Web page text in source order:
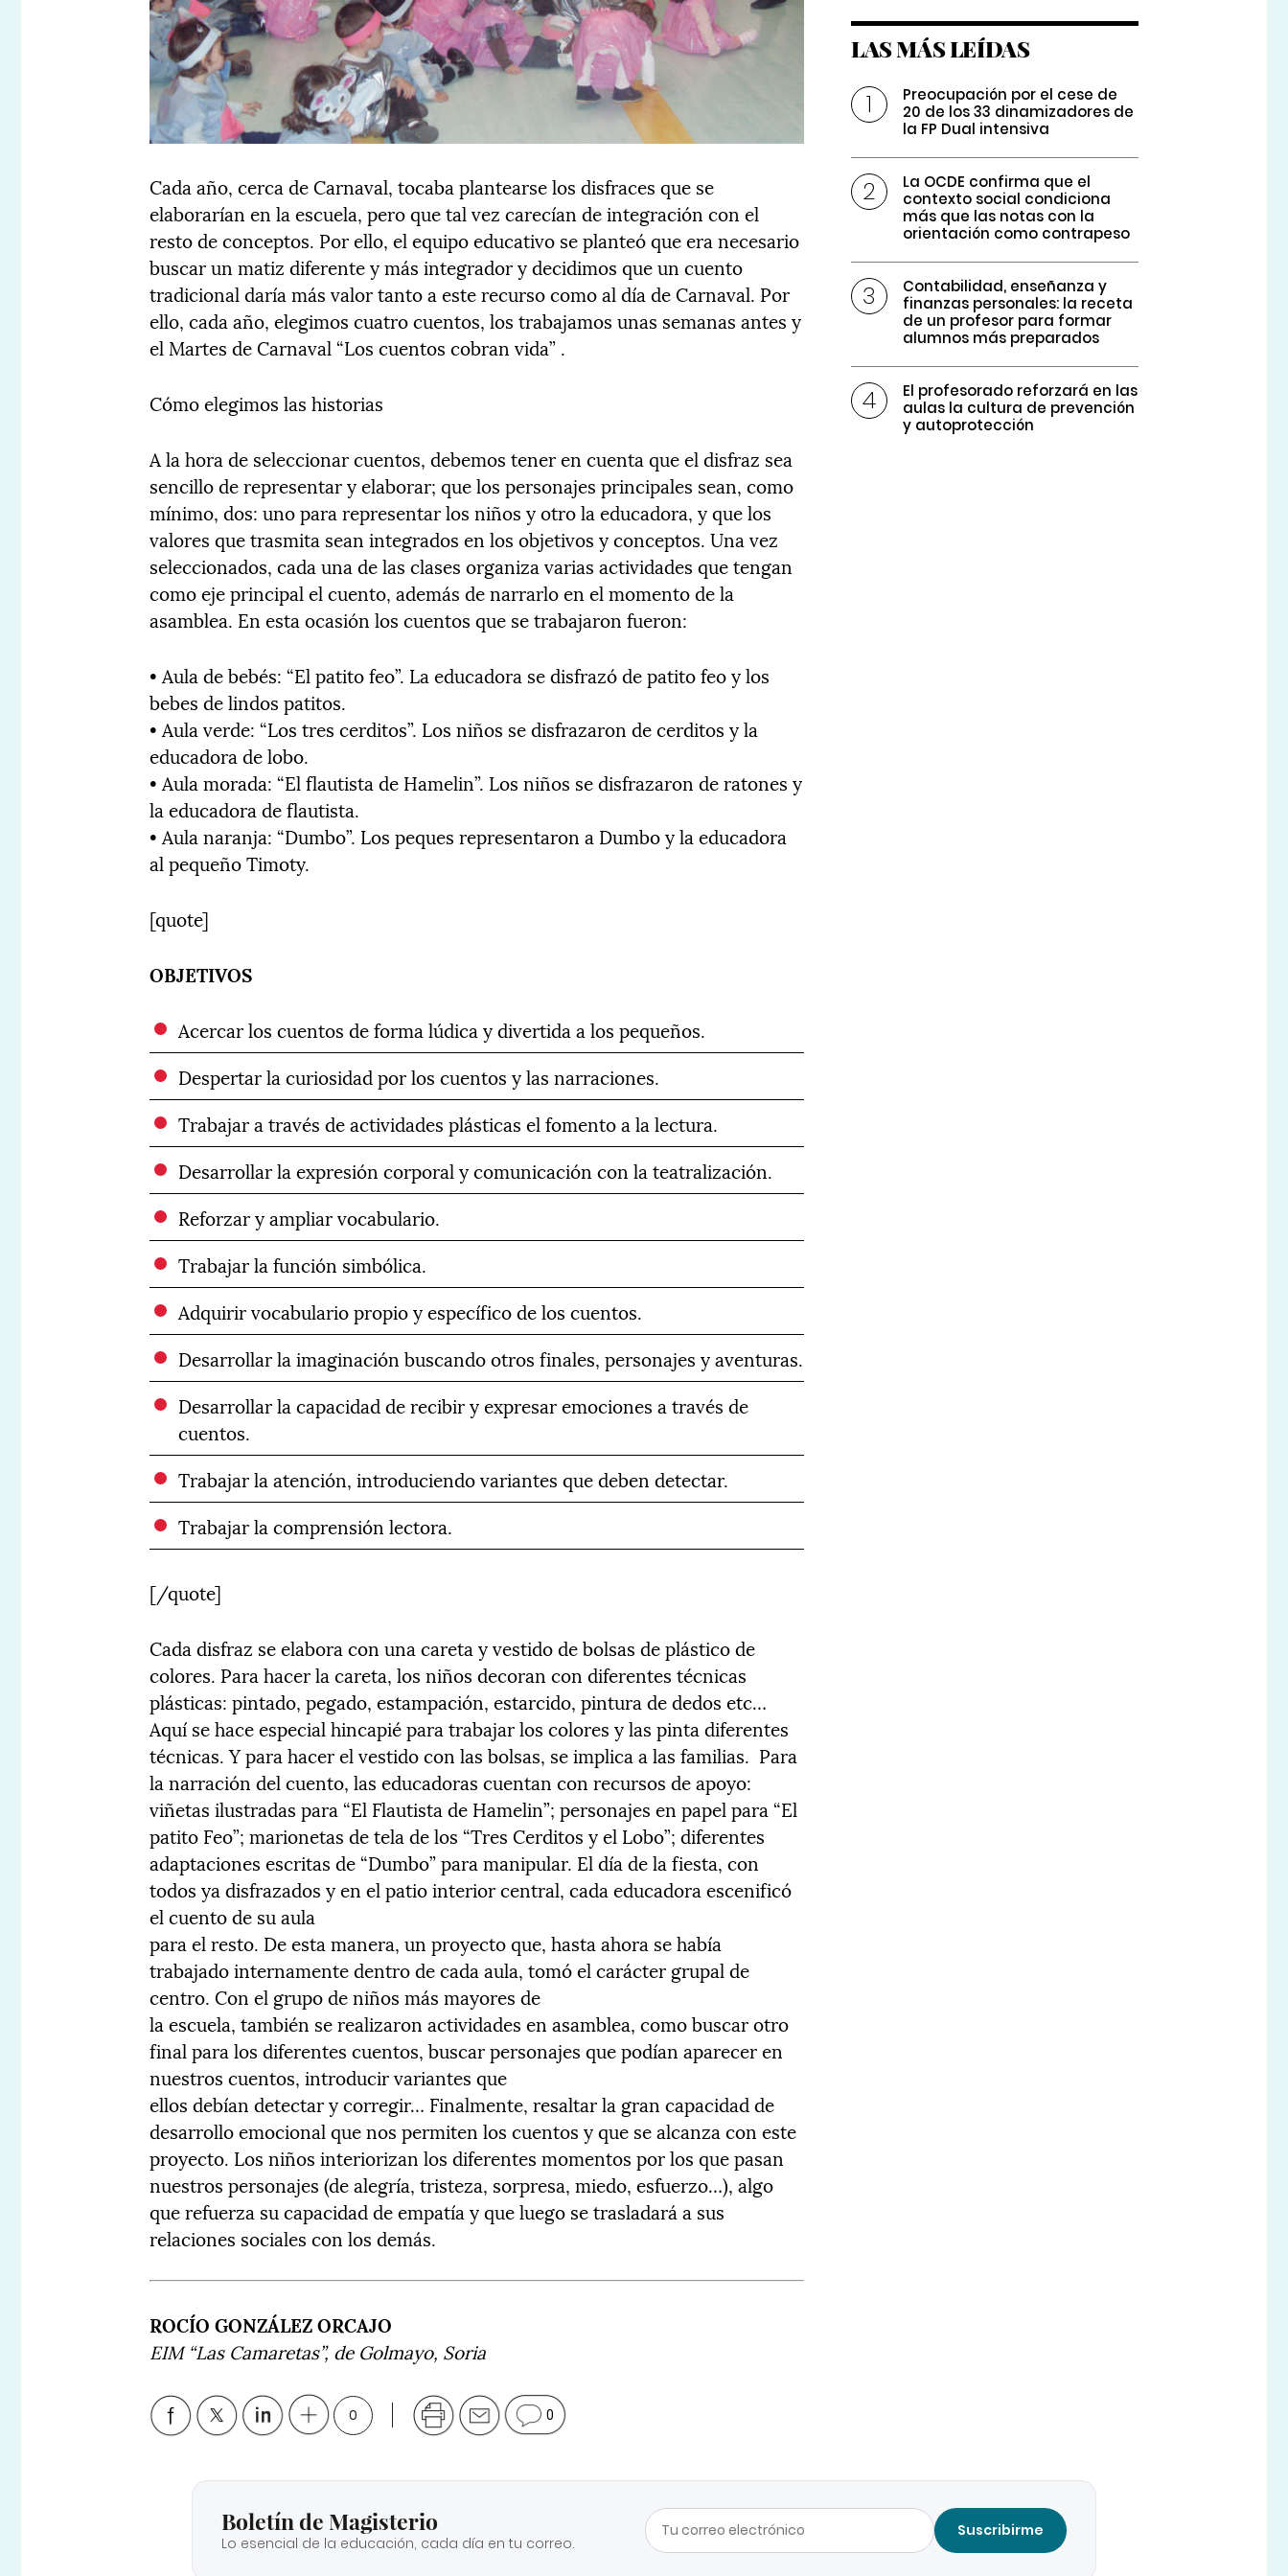
Cada año, cerca de Carnaval, tocaba plantearse los disfraces que se
elaborarían en la escuela, pero que tal vez carecían de integración con el
resto de conceptos. Por ello, el equipo educativo se planteó que era necesario
buscar un matiz diferente y más integrador y decidimos que un cuento
tradicional daría más valor tanto a este recurso como al día de Carnaval. Por
ello, cada año, elegimos cuatro cuentos, los trabajamos unas semanas antes y
el Martes de Carnaval “Los cuentos cobran vida” .
Cómo elegimos las historias
A la hora de seleccionar cuentos, debemos tener en cuenta que el disfraz sea
sencillo de representar y elaborar; que los personajes principales sean, como
mínimo, dos: uno para representar los niños y otro la educadora, y que los
valores que trasmita sean integrados en los objetivos y conceptos. Una vez
seleccionados, cada una de las clases organiza varias actividades que tengan
como eje principal el cuento, además de narrarlo en el momento de la
asamblea. En esta ocasión los cuentos que se trabajaron fueron:
• Aula de bebés: “El patito feo”. La educadora se disfrazó de patito feo y los
bebes de lindos patitos.
• Aula verde: “Los tres cerditos”. Los niños se disfrazaron de cerditos y la
educadora de lobo.
• Aula morada: “El flautista de Hamelin”. Los niños se disfrazaron de ratones y
la educadora de flautista.
• Aula naranja: “Dumbo”. Los peques representaron a Dumbo y la educadora
al pequeño Timoty.
[quote]
OBJETIVOS
Acercar los cuentos de forma lúdica y divertida a los pequeños.
Despertar la curiosidad por los cuentos y las narraciones.
Trabajar a través de actividades plásticas el fomento a la lectura.
Desarrollar la expresión corporal y comunicación con la teatralización.
Reforzar y ampliar vocabulario.
Trabajar la función simbólica.
Adquirir vocabulario propio y específico de los cuentos.
Desarrollar la imaginación buscando otros finales, personajes y aventuras.
Desarrollar la capacidad de recibir y expresar emociones a través de
cuentos.
Trabajar la atención, introduciendo variantes que deben detectar.
Trabajar la comprensión lectora.
[/quote]
Cada disfraz se elabora con una careta y vestido de bolsas de plástico de
colores. Para hacer la careta, los niños decoran con diferentes técnicas
plásticas: pintado, pegado, estampación, estarcido, pintura de dedos etc…
Aquí se hace especial hincapié para trabajar los colores y las pinta diferentes
técnicas. Y para hacer el vestido con las bolsas, se implica a las familias. Para
la narración del cuento, las educadoras cuentan con recursos de apoyo:
viñetas ilustradas para “El Flautista de Hamelin”; personajes en papel para “El
patito Feo”; marionetas de tela de los “Tres Cerditos y el Lobo”; diferentes
adaptaciones escritas de “Dumbo” para manipular. El día de la fiesta, con
todos ya disfrazados y en el patio interior central, cada educadora escenificó
el cuento de su aula
para el resto. De esta manera, un proyecto que, hasta ahora se había
trabajado internamente dentro de cada aula, tomó el carácter grupal de
centro. Con el grupo de niños más mayores de
la escuela, también se realizaron actividades en asamblea, como buscar otro
final para los diferentes cuentos, buscar personajes que podían aparecer en
nuestros cuentos, introducir variantes que
ellos debían detectar y corregir… Finalmente, resaltar la gran capacidad de
desarrollo emocional que nos permiten los cuentos y que se alcanza con este
proyecto. Los niños interiorizan los diferentes momentos por los que pasan
nuestros personajes (de alegría, tristeza, sorpresa, miedo, esfuerzo…), algo
que refuerza su capacidad de empatía y que luego se trasladará a sus
relaciones sociales con los demás.
ROCÍO GONZÁLEZ ORCAJO
EIM “Las Camaretas”, de Golmayo, Soria
0 0
LAS MÁS LEÍDAS
Preocupación por el cese de
20 de los 33 dinamizadores de
la FP Dual intensiva
La OCDE confirma que el
contexto social condiciona
más que las notas con la
orientación como contrapeso
Contabilidad, enseñanza y
finanzas personales: la receta
de un profesor para formar
alumnos más preparados
El profesorado reforzará en las
aulas la cultura de prevención
y autoprotección
Boletín de Magisterio
Lo esencial de la educación, cada día en tu correo.
Suscribirme